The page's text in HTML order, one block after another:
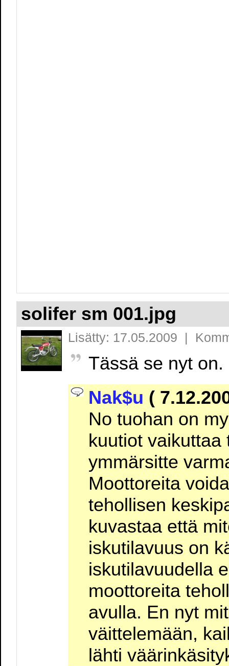
solifer sm 001.jpg
Lisätty: 17.05.2009 |
Tässä se nyt on.
Nak$u (
No tuohan on
kuutiot vaikuttaa
ymmärsitte
Moottoreita
tehollisen
kuvastaa että
iskutilavuus on
iskutilavuudella
moottoreita
avulla. En nyt
väittelemään,
lähti